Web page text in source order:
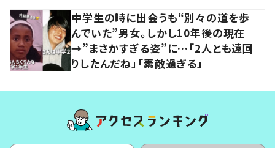
中学生の時に出会うも“別々の道を歩
んでいた”男女。しかし10年後の現在
→”まさかすぎる姿”に…「2人とも遠回
りしたんだね」「素敵過ぎる」